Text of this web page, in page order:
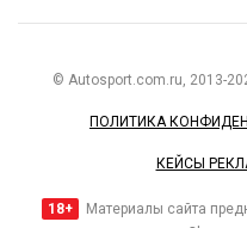
© Autosport.com.ru, 2013-
ПОЛИТИКА
КЕЙСЫ
18+
Материалы сайта